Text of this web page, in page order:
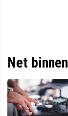
Net binnen